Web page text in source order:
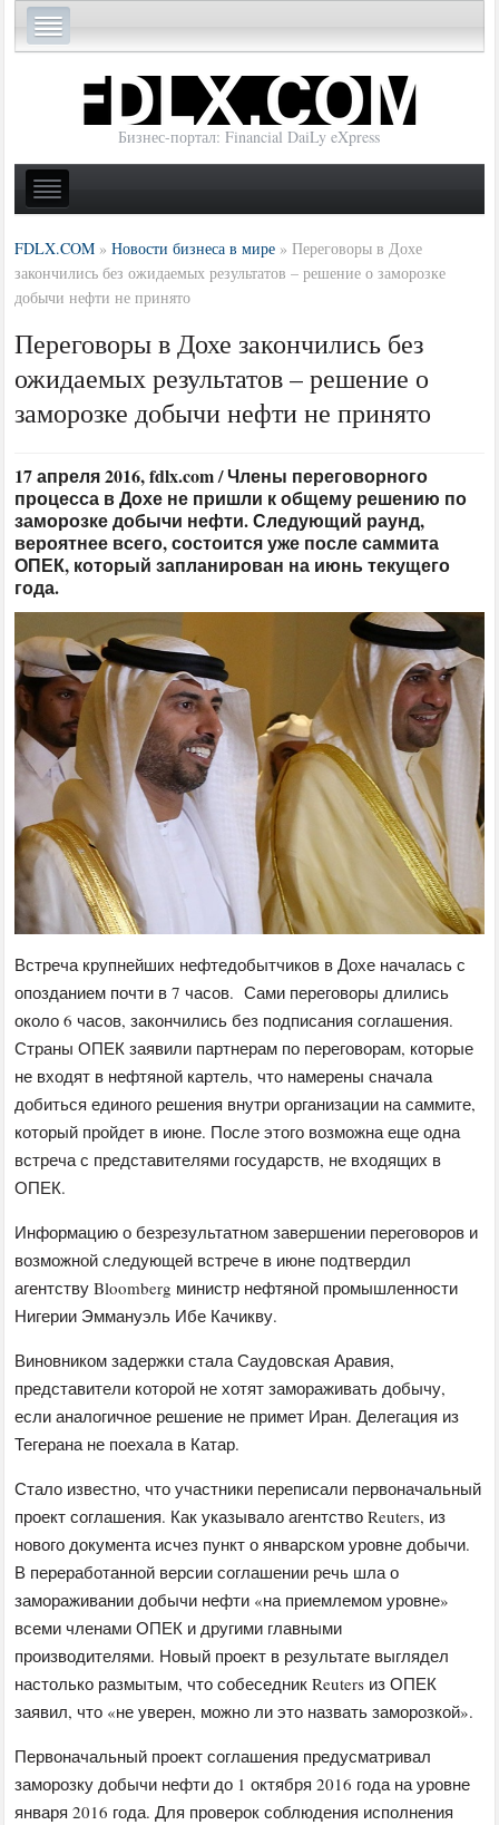
Бизнес-портал: Financial DaiLy eXpress
FDLX.COM »Новости бизнеса в мире »Переговоры в Дохе
закончились без ожидаемых результатов – решение о заморозке
добычи нефти не принято
Переговоры в Дохе закончились без
ожидаемых результатов – решение о
заморозке добычи нефти не принято
17 апреля 2016, fdlx.com / Члены переговорного
процесса в Дохе не пришли к общему решению по
заморозке добычи нефти. Следующий раунд,
вероятнее всего, состоится уже после саммита
ОПЕК, который запланирован на июнь текущего
года.
Встреча крупнейших нефтедобытчиков в Дохе началась с
опозданием почти в 7 часов. Сами переговоры длились
около 6 часов, закончились без подписания соглашения.
Страны ОПЕК заявили партнерам по переговорам, которые
не входят в нефтяной картель, что намерены сначала
добиться единого решения внутри организации на саммите,
который пройдет в июне. После этого возможна еще одна
встреча с представителями государств, не входящих в
ОПЕК.
Информацию о безрезультатном завершении переговоров и
возможной следующей встрече в июне подтвердил
агентству Bloomberg министр нефтяной промышленности
Нигерии Эммануэль Ибе Качикву.
Виновником задержки стала Саудовская Аравия,
представители которой не хотят замораживать добычу,
если аналогичное решение не примет Иран. Делегация из
Тегерана не поехала в Катар.
Стало известно, что участники переписали первоначальный
проект соглашения. Как указывало агентство Reuters, из
нового документа исчез пункт о январском уровне добычи.
В переработанной версии соглашении речь шла о
замораживании добычи нефти «на приемлемом уровне»
всеми членами ОПЕК и другими главными
производителями. Новый проект в результате выглядел
настолько размытым, что собеседник Reuters из ОПЕК
заявил, что «не уверен, можно ли это назвать заморозкой».
Первоначальный проект соглашения предусматривал
заморозку добычи нефти до 1 октября 2016 года на уровне
января 2016 года. Для проверок соблюдения исполнения